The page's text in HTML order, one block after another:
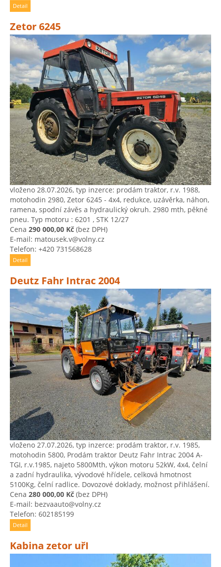
Detail
Zetor 6245
vloženo 28.07.2026, typ inzerce: prodám traktor, r.v. 1988,
motohodin 2980, Zetor 6245 - 4x4, redukce, uzávěrka, náhon,
ramena, spodní závěs a hydraulický okruh. 2980 mth, pěkné
pneu. Typ motoru : 6201 , STK 12/27
Cena 290 000,00 Kč (bez DPH)
E-mail: matousek.v@volny.cz
Telefon: +420 731568628
Detail
Deutz Fahr Intrac 2004
vloženo 27.07.2026, typ inzerce: prodám traktor, r.v. 1985,
motohodin 5800, Prodám traktor Deutz Fahr Intrac 2004 A-
TGI, r.v.1985, najeto 5800Mth, výkon motoru 52kW, 4x4, čelní
a zadní hydraulika, vývodové hřídele, celková hmotnost
5100Kg, čelní radlice. Dovozové doklady, možnost přihlášení.
Cena 280 000,00 Kč (bez DPH)
E-mail: bezvaauto@volny.cz
Telefon: 602185199
Detail
Kabina zetor uřI